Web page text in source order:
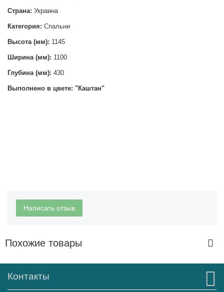
Страна: Украина
Категория: Спальни
Высота (мм): 1145
Ширина (мм): 1100
Глубина (мм): 430
Выполнено в цвете: "Каштан"
Написать отзыв
Похожие товары
Контакты